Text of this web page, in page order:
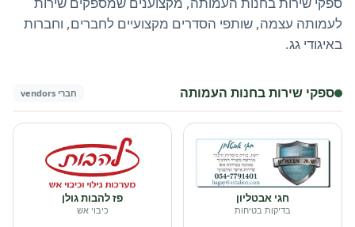
לעמותה עצמה, שותפי הסדרים מקצועיים לחברים, וחברות
באיגודי גג.
ספקי שירות בחנות העמותה חברי vendors
חגי אבטליון
בדיקות בטיחות
פז להבות גולן
כיבוי אש